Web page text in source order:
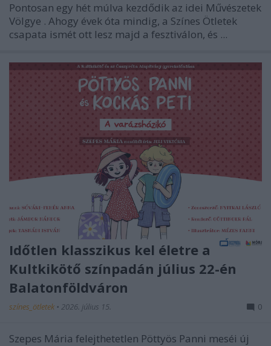
Pontosan egy hét múlva kezdődik az idei Művészetek
Völgye . Ahogy évek óta mindig, a Színes Ötletek
csapata ismét ott lesz majd a fesztiválon, és ...
Időtlen klasszikus kel életre a
Kultkikötő színpadán július 22-én
Balatonföldváron
színes_ötletek • 2026. július 15. 0
Szepes Mária felejthetetlen Pöttyös Panni meséi új